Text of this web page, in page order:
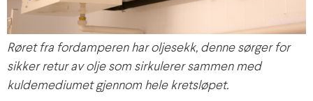
Røret fra fordamperen har oljesekk, denne sørger for
sikker retur av olje som sirkulerer sammen med
kuldemediumet gjennom hele kretsløpet.